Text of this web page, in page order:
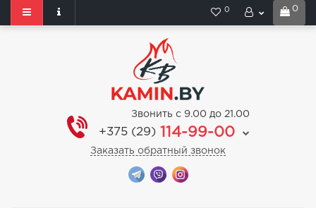
0
0
Звонить с 9.00 до 21.00
+375 (29) 114-99-00
Заказать обратный звонок